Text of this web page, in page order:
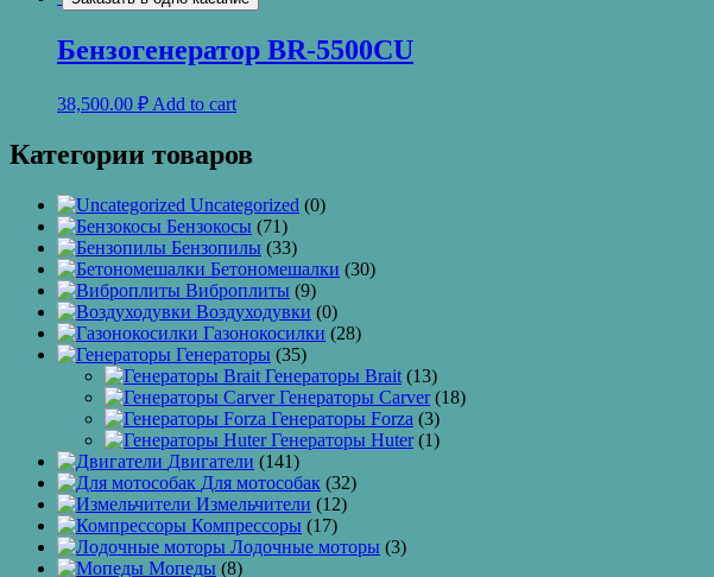
Бензогенератор BR-5500CU
38,500.00 ₽ Add to cart
Категории товаров
Uncategorized (0)
Бензокосы (71)
Бензопилы (33)
Бетономешалки (30)
Виброплиты (9)
Воздуходувки (0)
Газонокосилки (28)
Генераторы (35)
Генераторы Brait (13)
Генераторы Carver (18)
Генераторы Forza (3)
Генераторы Huter (1)
Двигатели (141)
Для мотособак (32)
Измельчители (12)
Компрессоры (17)
Лодочные моторы (3)
Мопеды (8)